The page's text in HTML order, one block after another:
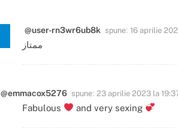
@user-rn3wr6ub8k spune: 16 aprilie
ممتاز
@emmacox5276 spune: 23 aprilie 2023 la
Fabulous and very sexing